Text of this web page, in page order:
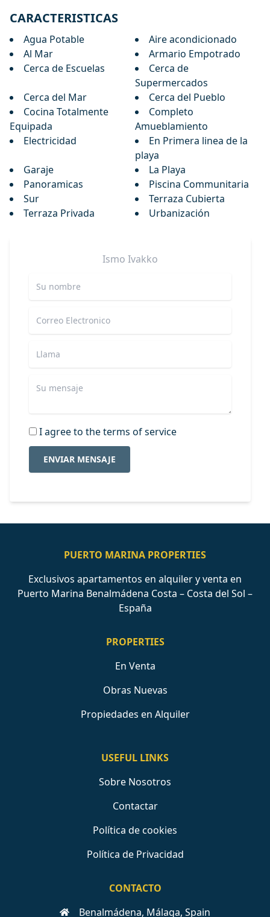
CARACTERISTICAS
Agua Potable
Aire acondicionado
Al Mar
Armario Empotrado
Cerca de Escuelas
Cerca de
Supermercados
Cerca del Mar
Cerca del Pueblo
Cocina Totalmente
Equipada
Completo
Amueblamiento
Electricidad
En Primera linea de la
playa
Garaje
La Playa
Panoramicas
Piscina Communitaria
Sur
Terraza Cubierta
Terraza Privada
Urbanización
Ismo Ivakko
I agree to the terms of service
ENVIAR MENSAJE
PUERTO MARINA PROPERTIES
Exclusivos apartamentos en alquiler y venta en
Puerto Marina Benalmádena Costa – Costa del Sol –
España
PROPERTIES
En Venta
Obras Nuevas
Propiedades en Alquiler
USEFUL LINKS
Sobre Nosotros
Contactar
Política de cookies
Política de Privacidad
CONTACTO
Benalmádena, Málaga, Spain